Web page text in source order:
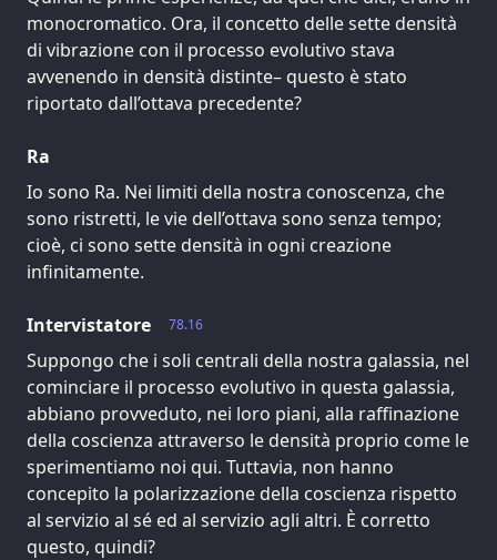
monocromatico. Ora, il concetto delle sette densità
di vibrazione con il processo evolutivo stava
avvenendo in densità distinte– questo è stato
riportato dall’ottava precedente?
Ra
Io sono Ra. Nei limiti della nostra conoscenza, che
sono ristretti, le vie dell’ottava sono senza tempo;
cioè, ci sono sette densità in ogni creazione
infinitamente.
78.16
Intervistatore
Suppongo che i soli centrali della nostra galassia, nel
cominciare il processo evolutivo in questa galassia,
abbiano provveduto, nei loro piani, alla raffinazione
della coscienza attraverso le densità proprio come le
sperimentiamo noi qui. Tuttavia, non hanno
concepito la polarizzazione della coscienza rispetto
al servizio al sé ed al servizio agli altri. È corretto
questo, quindi?